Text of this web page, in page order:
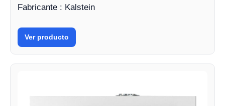
Fabricante : Kalstein
Ver producto